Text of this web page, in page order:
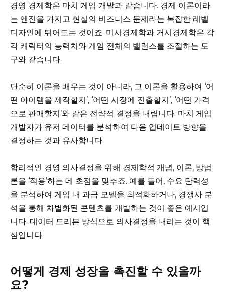
경영 경제학은 마치 게임 개발과 같습니다. 경제 이론이라
는 엔진을 가지고 현실의 비즈니스 문제라는 복잡한 레벨
디자인에 뛰어드는 것이죠. 미시경제학과 거시경제학은 각
각 캐릭터의 능력치와 게임 전체의 밸런스를 조절하는 도
구와 같습니다.
단순히 이론을 배우는 것이 아니라, 그 이론을 활용하여 ‘어
떤 아이템을 제작할지’, ‘어떤 시장에 진출할지’, ‘어떤 가격
으로 판매할지’와 같은 전략적 결정을 내립니다. 마치 게임
개발자가 유저 데이터를 분석하여 다음 업데이트 방향을
결정하는 것과 유사합니다.
합리적인 경영 의사결정을 위해 경제학적 개념, 이론, 방법
론을 ‘적용’하는 데 초점을 맞추죠. 예를 들어, 수요 탄력성
을 분석하여 게임 내 과금 모델을 최적화하거나, 경쟁사 분
석을 통해 차별화된 콘텐츠를 개발하는 것이 좋은 예시입
니다. 데이터 드리븐 방식으로 의사결정을 내리는 것이 핵
심입니다.
어떻게 경제 성장을 촉진할 수 있을까
요?